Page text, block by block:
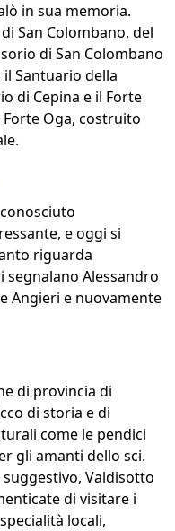
in sua memoria.
San Colombano, del
di San Colombano
Santuario della
di Cepina e il Forte
Oga, costruito
e oggi si
riguarda
segnalano Alessandro
Angieri e nuovamente
di provincia di
di storia e di
come le pendici
gli amanti dello sci.
Valdisotto
di visitare i
locali,